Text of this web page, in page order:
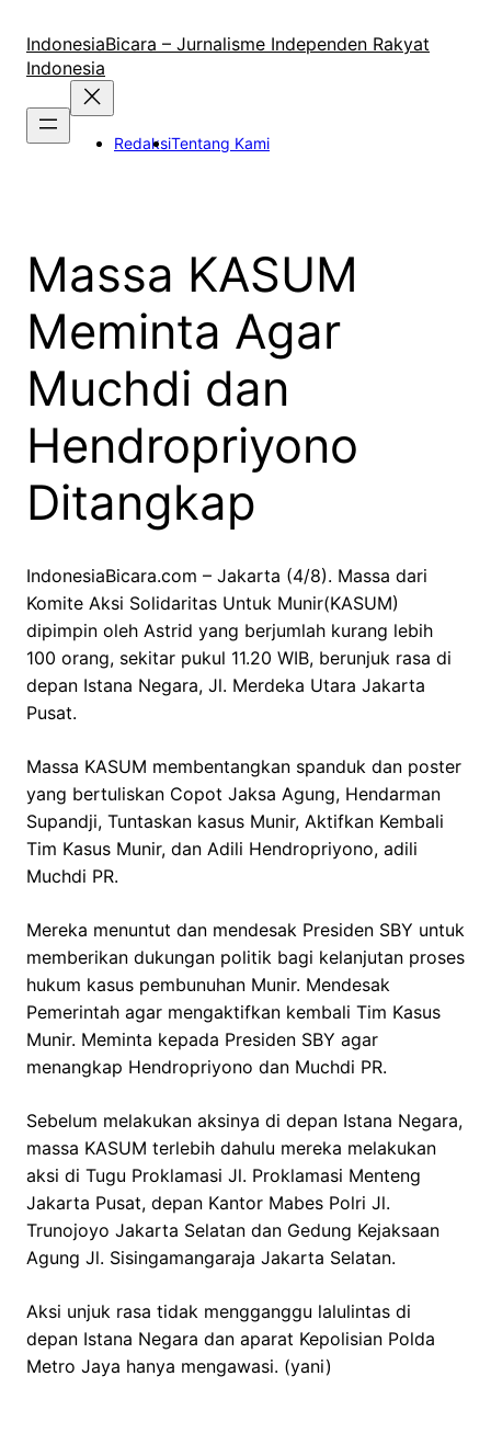
konten
IndonesiaBicara – Jurnalisme Independen Rakyat
Indonesia
RedaksiTentang Kami
Massa KASUM
Meminta Agar
Muchdi dan
Hendropriyono
Ditangkap
IndonesiaBicara.com – Jakarta (4/8). Massa dari
Komite Aksi Solidaritas Untuk Munir(KASUM)
dipimpin oleh Astrid yang berjumlah kurang lebih
100 orang, sekitar pukul 11.20 WIB, berunjuk rasa di
depan Istana Negara, Jl. Merdeka Utara Jakarta
Pusat.
Massa KASUM membentangkan spanduk dan poster
yang bertuliskan Copot Jaksa Agung, Hendarman
Supandji, Tuntaskan kasus Munir, Aktifkan Kembali
Tim Kasus Munir, dan Adili Hendropriyono, adili
Muchdi PR.
Mereka menuntut dan mendesak Presiden SBY untuk
memberikan dukungan politik bagi kelanjutan proses
hukum kasus pembunuhan Munir. Mendesak
Pemerintah agar mengaktifkan kembali Tim Kasus
Munir. Meminta kepada Presiden SBY agar
menangkap Hendropriyono dan Muchdi PR.
Sebelum melakukan aksinya di depan Istana Negara,
massa KASUM terlebih dahulu mereka melakukan
aksi di Tugu Proklamasi Jl. Proklamasi Menteng
Jakarta Pusat, depan Kantor Mabes Polri Jl.
Trunojoyo Jakarta Selatan dan Gedung Kejaksaan
Agung Jl. Sisingamangaraja Jakarta Selatan.
Aksi unjuk rasa tidak mengganggu lalulintas di
depan Istana Negara dan aparat Kepolisian Polda
Metro Jaya hanya mengawasi. (yani)